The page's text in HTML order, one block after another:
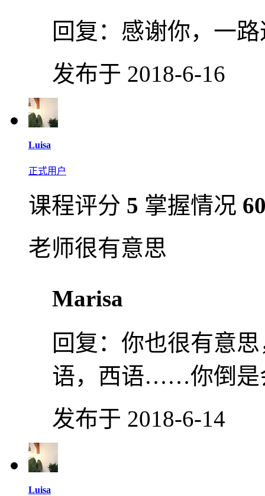
回复： 感谢你，一
发布于 2018-6-16
Luisa
正式用户
课程评分 5 掌握情况
老师很有意思
Marisa
回复： 你也很有意
语，西语……你倒是
发布于 2018-6-14
Luisa